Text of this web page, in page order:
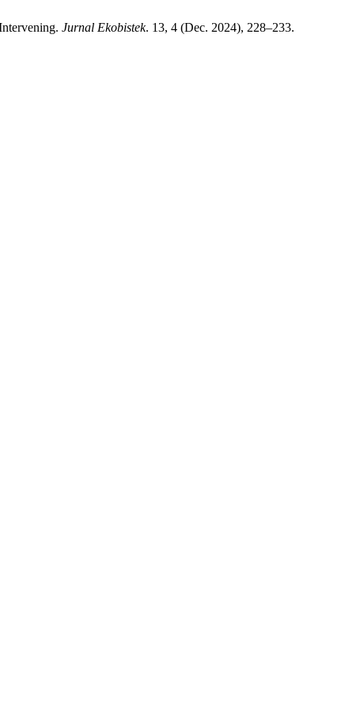
Jurnal Ekobistek. 13, 4 (Dec. 2024), 228–233.